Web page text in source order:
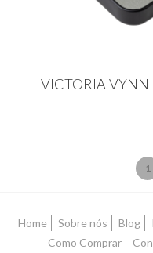
VICTORIA VYNN
1
Home Sobre nós Blog
Como Comprar